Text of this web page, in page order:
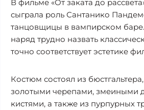
В фильме «От заката до
сыграла роль Сантанико
танцовщицы в вампирском
наряд трудно назвать
точно соответствует эстетике
Костюм состоял из
золотыми черепами, змеиными
кистями, а также из пурпурных